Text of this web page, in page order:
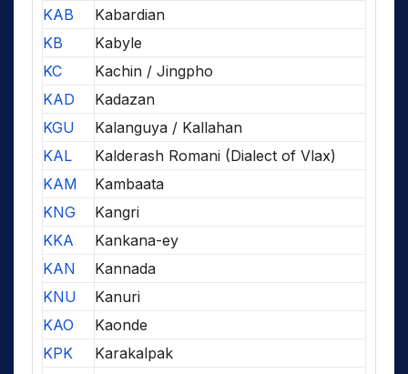
KAB
Kabardian
KB
Kabyle
KC
Kachin / Jingpho
KAD
Kadazan
KGU
Kalanguya / Kallahan
KAL
Kalderash Romani (Dialect of Vlax)
KAM
Kambaata
KNG
Kangri
KKA
Kankana-ey
KAN
Kannada
KNU
Kanuri
KAO
Kaonde
KPK
Karakalpak